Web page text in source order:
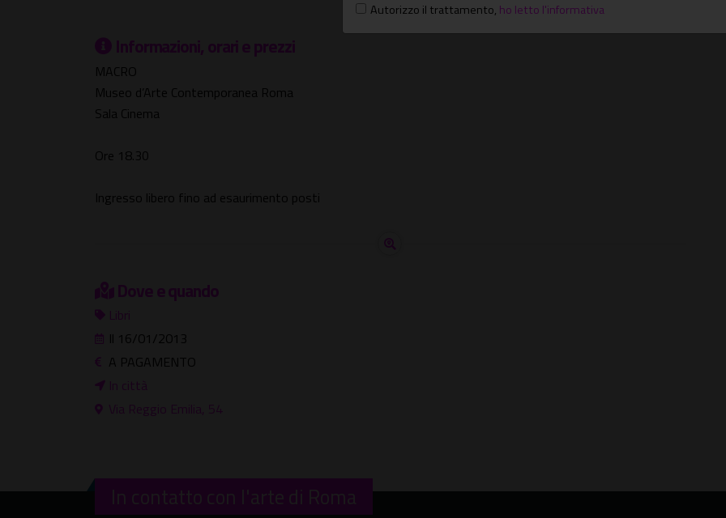
Informazioni, orari e prezzi
MACRO
Museo d’Arte Contemporanea Roma
Sala Cinema
Ore 18.30
Ingresso libero fino ad esaurimento posti
Dove e quando
Libri
Il 16/01/2013
A PAGAMENTO
In città
Via Reggio Emilia, 54
In contatto con l'arte di Roma
Autorizzo il trattamento, ho letto l'informativa